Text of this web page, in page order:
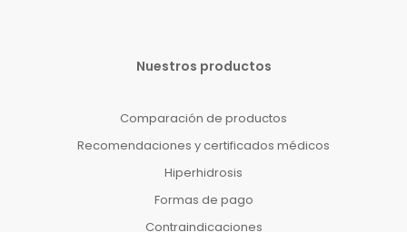
Nuestros productos
Comparación de productos
Recomendaciones y certificados médicos
Hiperhidrosis
Formas de pago
Contraindicaciones